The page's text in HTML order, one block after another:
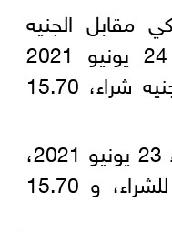
مقابل الجنيه
المصري اليوم الخميس 24 يونيو 2021
استقرارًا ليسجل 15.61 ‏جنيه شراء، 15.70
مقابل سعره أمس الأربعاء 23 يونيو 2021،
حيث سجل 15.61 جنيه للشراء، و 15.70